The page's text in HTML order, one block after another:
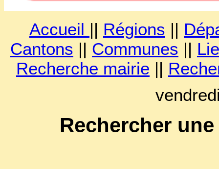
Accueil || Régions ||
Cantons || Communes ||
Recherche mairie ||
Rechercher